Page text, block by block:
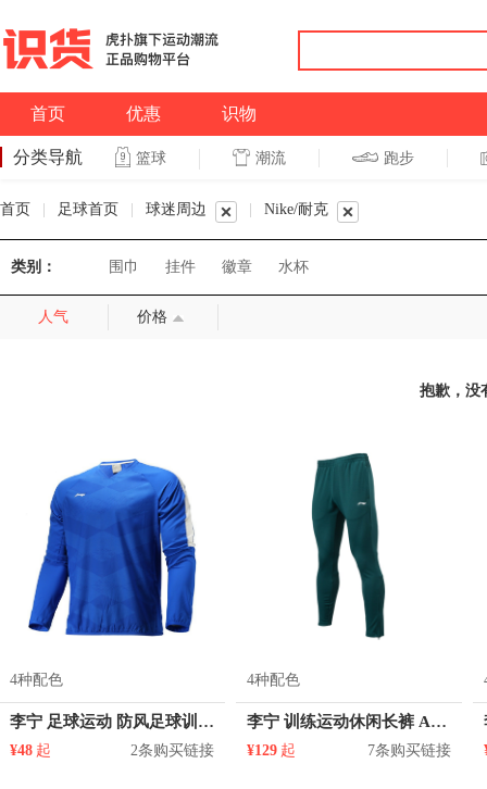
首页 优惠 识物
分类导航 篮球 潮流 跑步
首页 足球首页 球迷周边 Nike/耐克
类别： 围巾 挂件 徽章 水杯
人气 价格
抱歉，没
4种配色
李宁 足球运动 防风足球训练长袖T恤 AFDM213
¥48 起 2条购买链接
4种配色
李宁 训练运动休闲长裤 AKLN151
¥129 起 7条购买链接